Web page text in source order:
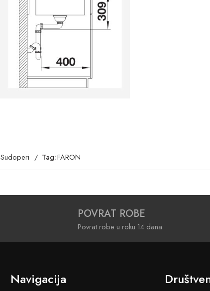
Sudoperi Tag:FARON
POVRAT ROBE
Povrat robe u roku 14 dana
Navigacija